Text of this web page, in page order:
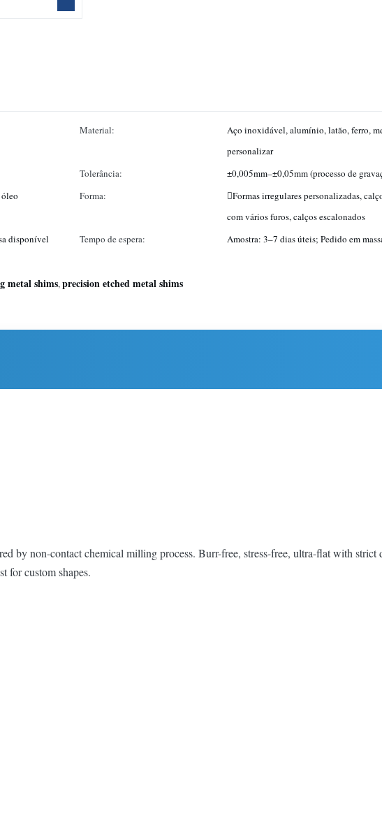
Material:
Aço inoxidável, alumínio, latão, ferro,
personalizar
Tolerância:
±0,005mm–±0,05mm (processo de
Forma:
Formas irregulares personalizadas,
com vários furos, calços escalonados
disponível Tempo de espera:
Amostra: 3–7 dias úteis; Pedido em
metal shims,precision etched metal shims
by non-contact chemical milling process. Burr-free, stress-free, ultra-flat with
for custom shapes.